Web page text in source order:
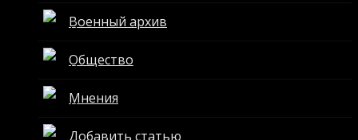
Военный архив
Общество
Мнения
Добавить статью